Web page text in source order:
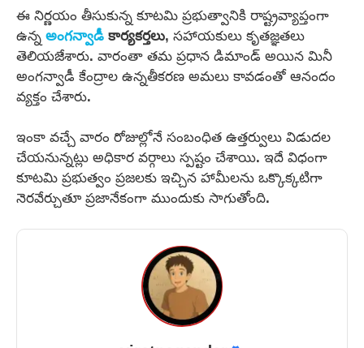
ఈ నిర్ణయం తీసుకున్న కూటమి ప్రభుత్వానికి రాష్ట్రవ్యాప్తంగా
ఉన్నఅంగన్వాడీకార్యకర్తలు, సహాయకులు కృతజ్ఞతలు
తెలియజేశారు. వారంతా తమ ప్రధాన డిమాండ్ అయిన మినీ
అంగన్వాడీ కేంద్రాల ఉన్నతీకరణ అమలు కావడంతో ఆనందం
వ్యక్తం చేశారు.
ఇంకా వచ్చే వారం రోజుల్లోనే సంబంధిత ఉత్తర్వులు విడుదల
చేయనున్నట్లు అధికార వర్గాలు స్పష్టం చేశాయి. ఇదే విధంగా
కూటమి ప్రభుత్వం ప్రజలకు ఇచ్చిన హామీలను ఒక్కొక్కటిగా
నెరవేర్చుతూ ప్రజానేకంగా ముందుకు సాగుతోంది.